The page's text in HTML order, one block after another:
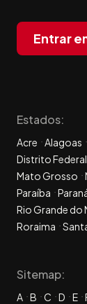
Entrar
Estados:
Acre Alagoas
Distrito Federal
Mato Grosso
Paraíba
Rio Grande do
Roraima
Sitemap:
A B C D E